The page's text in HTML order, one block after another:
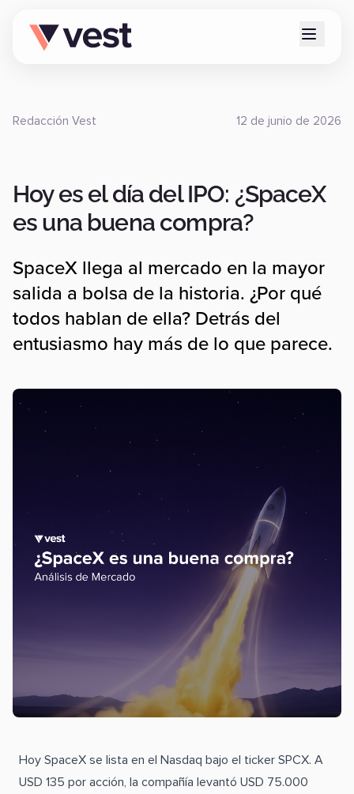
Redacción Vest 12 de junio de 2026
Hoy es el día del IPO: ¿SpaceX
es una buena compra?
SpaceX llega al mercado en la mayor
salida a bolsa de la historia. ¿Por qué
todos hablan de ella? Detrás del
entusiasmo hay más de lo que parece.
Hoy SpaceX se lista en el Nasdaq bajo el ticker SPCX. A
USD 135 por acción, la compañía levantó USD 75.000